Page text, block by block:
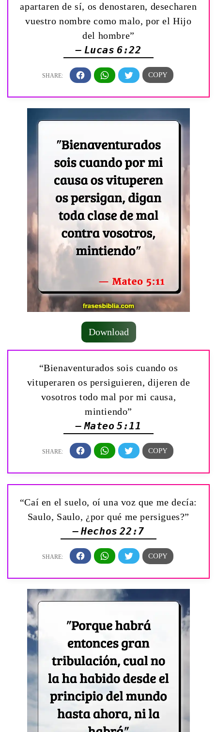
apartaren de sí, os denostaren, desecharen
vuestro nombre como malo, por el Hijo
del hombre”
— Lucas 6:22
Download
“Bienaventurados sois cuando os
vituperaren os persiguieren, dijeren de
vosotros todo mal por mi causa,
mintiendo”
— Mateo 5:11
“Caí en el suelo, oí una voz que me decía:
Saulo, Saulo, ¿por qué me persigues?”
— Hechos 22:7